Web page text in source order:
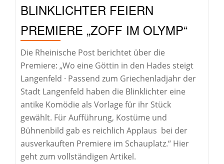
BLINKLICHTER FEIERN
PREMIERE „ZOFF IM OLYMP“
Die Rheinische Post berichtet über die
Premiere: „Wo eine Göttin in den Hades steigt
Langenfeld · Passend zum Griechenladjahr der
Stadt Langenfeld haben die Blinklichter eine
antike Komödie als Vorlage für ihr Stück
gewählt. Für Aufführung, Kostüme und
Bühnenbild gab es reichlich Applaus bei der
ausverkauften Premiere im Schauplatz.“ Hier
geht zum vollständigen Artikel.